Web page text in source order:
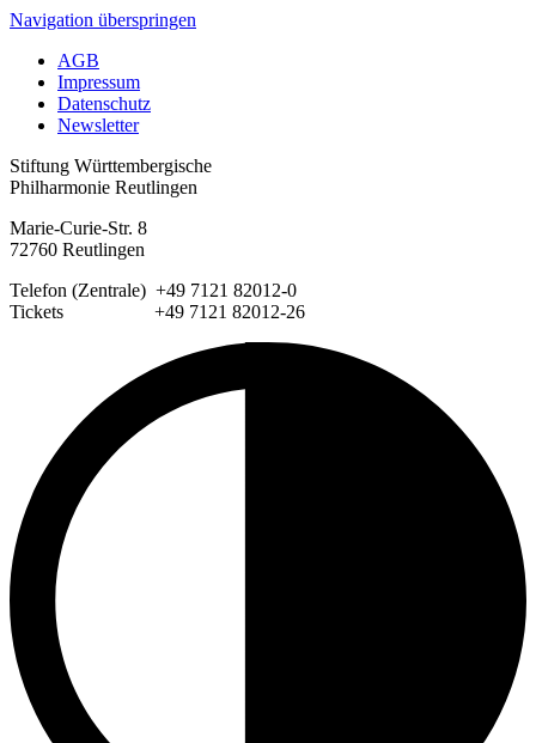
Navigation überspringen
AGB
Impressum
Datenschutz
Newsletter
Stiftung Württembergische
Philharmonie Reutlingen
Marie-Curie-Str. 8
72760 Reutlingen
Telefon (Zentrale) +49 7121 82012-0
Tickets +49 7121 82012-26